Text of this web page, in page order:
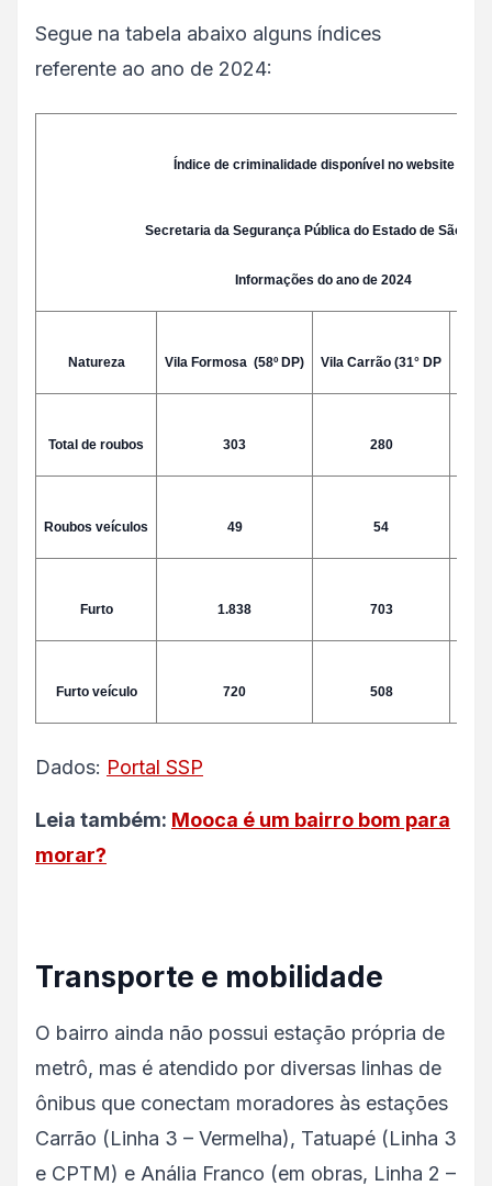
Segue na tabela abaixo alguns índices
referente ao ano de 2024:
Índice de criminalidade disponível no website da
Secretaria da Segurança Pública do Estado de São
Informações do ano de 2024
Natureza Vila Formosa (58º DP) Vila Carrão (31° DP
Total de roubos 303 280
Roubos veículos 49 54
Furto 1.838 703
Furto veículo 720 508
Dados: Portal SSP
Leia também: Mooca é um bairro bom para
morar?
Transporte e mobilidade
O bairro ainda não possui estação própria de
metrô, mas é atendido por diversas linhas de
ônibus que conectam moradores às estações
Carrão (Linha 3 – Vermelha), Tatuapé (Linha 3
e CPTM) e Anália Franco (em obras, Linha 2 –